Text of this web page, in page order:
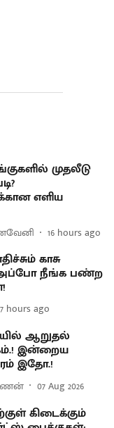
முதலீடு
எளிய
16 hours ago
காசு
நீங்க பண்ற
hours ago
ஆறுதல்
இன்றைய
இதோ.!
07 Aug 2026
கிடைக்கும்